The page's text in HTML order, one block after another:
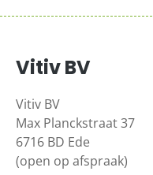
Vitiv BV
Vitiv BV
Max Planckstraat 37
6716 BD Ede
(open op afspraak)